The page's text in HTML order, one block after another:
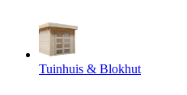
Tuinhuis & Blokhut